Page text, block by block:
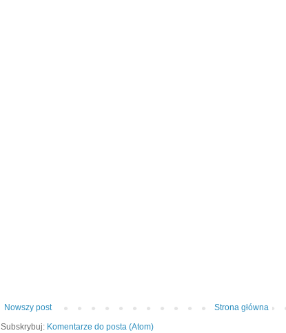
Nowszy post
Strona główna
Subskrybuj: Komentarze do posta (Atom)